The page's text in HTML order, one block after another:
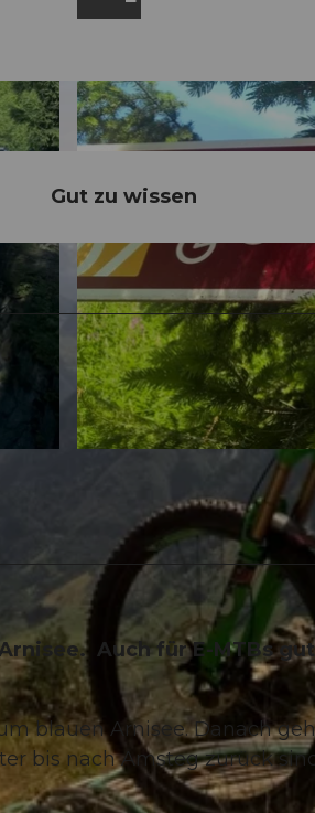
Gut zu wissen
Auch für E-MTBs gut
blauen Arnisee. Danach
bis nach Amsteg zurück